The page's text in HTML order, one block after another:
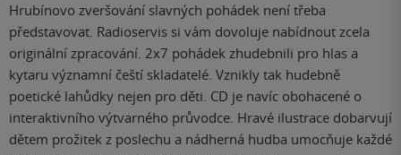
Hrubínovo zveršování slavných pohádek není třeba
představovat. Radioservis si vám dovoluje nabídnout zcela
originální zpracování. 2x7 pohádek zhudebnili pro hlas a
kytaru významní čeští skladatelé. Vznikly tak hudebně
poetické lahůdky nejen pro děti. CD je navíc obohacené o
interaktivního výtvarného průvodce. Hravé ilustrace dobarvují
dětem prožitek z poslechu a nádherná hudba umocňuje každé